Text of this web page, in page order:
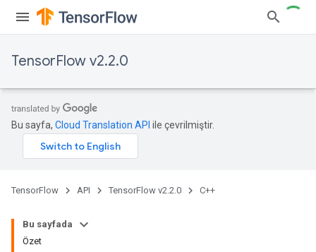
TensorFlow v2.2.0
Bu sayfa, Cloud Translation API ile çevrilmiştir.
TensorFlow API TensorFlow v2.2.0 C++
Bu sayfada
Özet